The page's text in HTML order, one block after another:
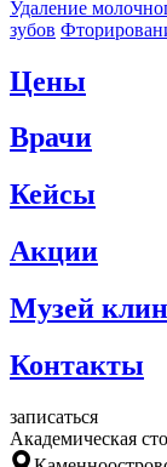
Удаление
зубов
Цены
Врачи
Кейсы
Акции
Музей
Контакты
записаться
Академическая